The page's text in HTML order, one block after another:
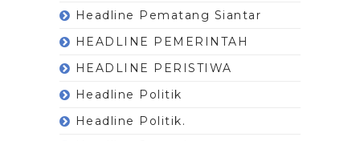
Headline Pematang Siantar
HEADLINE PEMERINTAH
HEADLINE PERISTIWA
Headline Politik
Headline Politik.